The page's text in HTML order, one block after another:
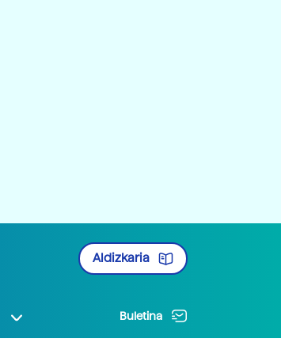
Aldizkaria
Buletina